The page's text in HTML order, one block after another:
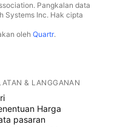
Pangkalan data
Systems Inc. Hak cipta
oleh Quartr.
& LANGGANAN
Harga
pasaran